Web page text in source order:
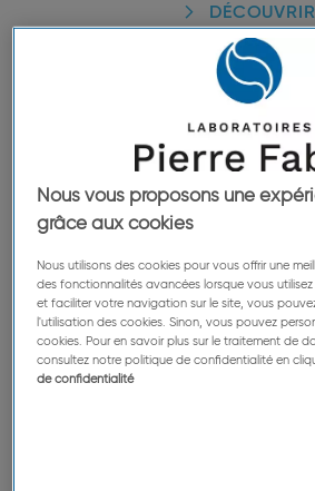
DÉCOUVRIR
Focus sur Klorane
Nous vous proposons une
grâce aux cookies
Nous utilisons des cookies pour vous offrir une
des fonctionnalités avancées lorsque vous
et faciliter votre navigation sur le site, vous
l'utilisation des cookies. Sinon, vous pouvez
cookies. Pour en savoir plus sur le traitement de
consultez notre politique de confidentialité en
de confidentialité